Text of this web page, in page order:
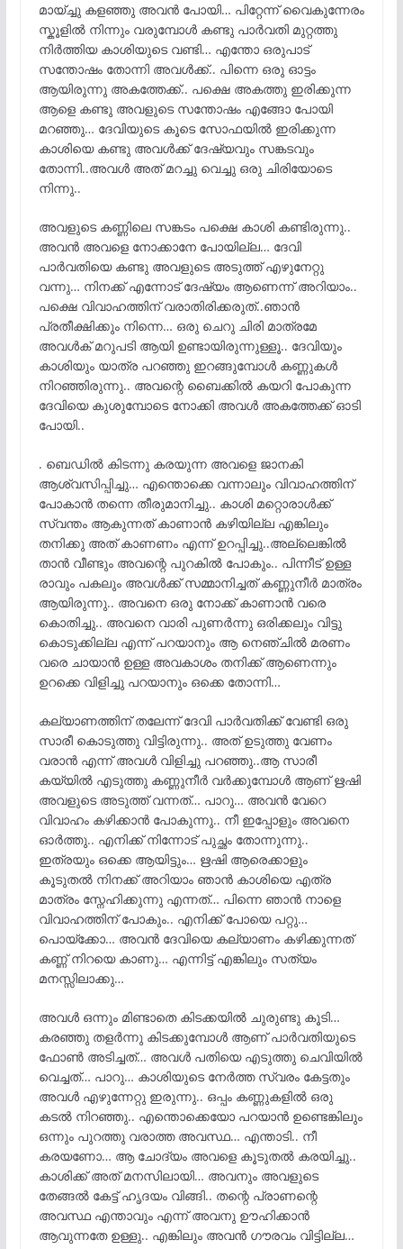
മായ്ച്ചു കളഞ്ഞു അവൻ പോയി… പിറ്റേന്ന് വൈകുന്നേരം
സ്കൂളിൽ നിന്നും വരുമ്പോൾ കണ്ടു പാർവതി മുറ്റത്തു
നിർത്തിയ കാശിയുടെ വണ്ടി… എന്തോ ഒരുപാട്
സന്തോഷം തോന്നി അവൾക്ക്.. പിന്നെ ഒരു ഓട്ടം
ആയിരുന്നു അകത്തേക്ക്.. പക്ഷെ അകത്തു ഇരിക്കുന്ന
ആളെ കണ്ടു അവളുടെ സന്തോഷം എങ്ങോ പോയി
മറഞ്ഞു… ദേവിയുടെ കൂടെ സോഫയിൽ ഇരിക്കുന്ന
കാശിയെ കണ്ടു അവൾക്ക് ദേഷ്യവും സങ്കടവും
തോന്നി..അവൾ അത് മറച്ചു വെച്ചു ഒരു ചിരിയോടെ
നിന്നു..
അവളുടെ കണ്ണിലെ സങ്കടം പക്ഷെ കാശി കണ്ടിരുന്നു..
അവൻ അവളെ നോക്കാനേ പോയില്ല… ദേവി
പാർവതിയെ കണ്ടു അവളുടെ അടുത്ത് എഴുനേറ്റു
വന്നു… നിനക്ക് എന്നോട് ദേഷ്യം ആണെന്ന് അറിയാം..
പക്ഷെ വിവാഹത്തിന് വരാതിരിക്കരുത്..ഞാൻ
പ്രതീക്ഷിക്കും നിന്നെ… ഒരു ചെറു ചിരി മാത്രമേ
അവൾക് മറുപടി ആയി ഉണ്ടായിരുന്നുള്ളൂ.. ദേവിയും
കാശിയും യാത്ര പറഞ്ഞു ഇറങ്ങുമ്പോൾ കണ്ണുകൾ
നിറഞ്ഞിരുന്നു.. അവന്റെ ബൈക്കിൽ കയറി പോകുന്ന
ദേവിയെ കുശുമ്പോടെ നോക്കി അവൾ അകത്തേക്ക് ഓടി
പോയി..
. ബെഡിൽ കിടന്നു കരയുന്ന അവളെ ജാനകി
ആശ്വസിപ്പിച്ചു… എന്തൊക്കെ വന്നാലും വിവാഹത്തിന്
പോകാൻ തന്നെ തീരുമാനിച്ചു.. കാശി മറ്റൊരാൾക്ക്‌
സ്വന്തം ആകുന്നത് കാണാൻ കഴിയില്ല എങ്കിലും
തനിക്കു അത് കാണണം എന്ന് ഉറപ്പിച്ചു..അല്ലെങ്കിൽ
താൻ വീണ്ടും അവന്റെ പുറകിൽ പോകും.. പിന്നീട് ഉള്ള
രാവും പകലും അവൾക്ക് സമ്മാനിച്ചത് കണ്ണുനീർ മാത്രം
ആയിരുന്നു.. അവനെ ഒരു നോക്ക് കാണാൻ വരെ
കൊതിച്ചു.. അവനെ വാരി പുണർന്നു ഒരിക്കലും വിട്ടു
കൊടുക്കില്ല എന്ന് പറയാനും ആ നെഞ്ചിൽ മരണം
വരെ ചായാൻ ഉള്ള അവകാശം തനിക്ക് ആണെന്നും
ഉറക്കെ വിളിച്ചു പറയാനും ഒക്കെ തോന്നി…
കല്യാണത്തിന് തലേന്ന് ദേവി പാർവതിക്ക് വേണ്ടി ഒരു
സാരീ കൊടുത്തു വിട്ടിരുന്നു.. അത് ഉടുത്തു വേണം
വരാൻ എന്ന് അവൾ വിളിച്ചു പറഞ്ഞു..ആ സാരീ
കയ്യിൽ എടുത്തു കണ്ണുനീർ വർക്കുമ്പോൾ ആണ് ഋഷി
അവളുടെ അടുത്ത് വന്നത്… പാറു… അവൻ വേറെ
വിവാഹം കഴിക്കാൻ പോകുന്നു.. നീ ഇപ്പോളും അവനെ
ഓർത്തു.. എനിക്ക് നിന്നോട് പുച്ഛം തോന്നുന്നു..
ഇത്രയും ഒക്കെ ആയിട്ടും… ഋഷി ആരെക്കാളും
കൂടുതൽ നിനക്ക് അറിയാം ഞാൻ കാശിയെ എത്ര
മാത്രം സ്നേഹിക്കുന്നു എന്നത്… പിന്നെ ഞാൻ നാളെ
വിവാഹത്തിന് പോകും.. എനിക്ക് പോയെ പറ്റു…
പൊയ്ക്കോ… അവൻ ദേവിയെ കല്യാണം കഴിക്കുന്നത്
കണ്ണ് നിറയെ കാണു… എന്നിട്ട് എങ്കിലും സത്യം
മനസ്സിലാക്കു…
അവൾ ഒന്നും മിണ്ടാതെ കിടക്കയിൽ ചുരുണ്ടു കൂടി…
കരഞ്ഞു തളർന്നു കിടക്കുമ്പോൾ ആണ് പാർവതിയുടെ
ഫോൺ അടിച്ചത്… അവൾ പതിയെ എടുത്തു ചെവിയിൽ
വെച്ചത്… പാറു… കാശിയുടെ നേർത്ത സ്വരം കേട്ടതും
അവൾ എഴുന്നേറ്റു ഇരുന്നു.. ഒപ്പം കണ്ണുകളിൽ ഒരു
കടൽ നിറഞ്ഞു.. എന്തൊക്കെയോ പറയാൻ ഉണ്ടെങ്കിലും
ഒന്നും പുറത്തു വരാത്ത അവസ്ഥ… എന്താടി.. നീ
കരയണോ… ആ ചോദ്യം അവളെ കൂടുതൽ കരയിച്ചു..
കാശിക്ക് അത് മനസിലായി… അവനും അവളുടെ
തേങ്ങൽ കേട്ട് ഹൃദയം വിങ്ങി.. തന്റെ പ്രാണന്റെ
അവസ്ഥ എന്താവും എന്ന് അവനു ഊഹിക്കാൻ
ആവുന്നതേ ഉള്ളു.. എങ്കിലും അവൻ ഗൗരവം വിട്ടില്ല…